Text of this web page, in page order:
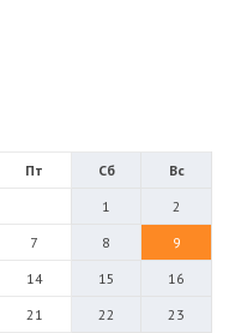
Пт Сб
Вс
1
2
7 8
9
14 15
16
21 22
23